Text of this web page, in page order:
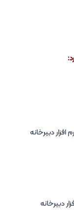
دبیرخانه
دبیرخانه